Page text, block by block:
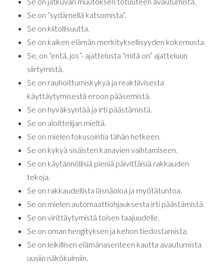
Se on “sydämellä katsomista”.
Se on kiitollisuutta.
Se on kaiken elämän merkityksellisyyden kokemusta.
Se, on “entä, jos”- ajattelusta “mitä on” ajatteluun
siirtymistä.
Se on rauhoittumiskykyä ja reaktiivisesta
käyttäytymisestä eroon pääsemistä.
Se on hyväksyntää ja irti päästämistä.
Se on aloittelijan mieltä.
Se on mielen fokusointia tähän hetkeen.
Se on kykyä sisäisten kanavien vaihtamiseen.
Se on käytännöllisiä pieniä päivittäisiä rakkauden
tekoja.
Se on rakkaudellista läsnäoloa ja myötätuntoa.
Se on mielen automaattiohjauksesta irti päästämistä.
Se on virittäytymistä toisen taajuudelle.
Se on oman hengityksen ja kehon tiedostamista.
Se on leikillisen elämänasenteen kautta avautumista
uusiin näkökulmiin.